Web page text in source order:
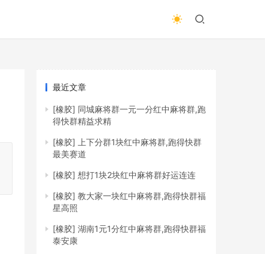
最近文章
[橡胶] 同城麻将群一元一分红中麻将群,跑
得快群精益求精
[橡胶]
上下分群1块红中麻将群,跑得快群
最美赛道
[橡胶] 想打1块2块红中麻将群好运连连
[橡胶] 教大家一块红中麻将群,跑得快群福
星高照
[橡胶] 湖南1元1分红中麻将群,跑得快群福
泰安康